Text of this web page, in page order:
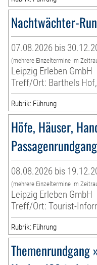
Nachtwächter-
07.08.2026 bis
(mehrere Einzeltermine im
Leipzig Erleben GmbH
Treff/Ort: Barthels
Rubrik: Führung
Höfe, Häuser,
Passagenrundgang
08.08.2026 bis
(mehrere Einzeltermine im
Leipzig Erleben GmbH
Treff/Ort: Tourist-
Rubrik: Führung